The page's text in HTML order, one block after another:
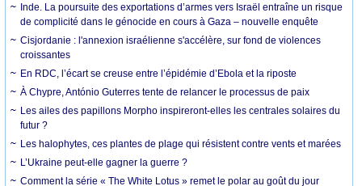
Inde. La poursuite des exportations d’armes vers Israël entraîne un risque
de complicité dans le génocide en cours à Gaza – nouvelle enquête
Cisjordanie : l'annexion israélienne s'accélère, sur fond de violences
croissantes
En RDC, l’écart se creuse entre l’épidémie d’Ebola et la riposte
À Chypre, António Guterres tente de relancer le processus de paix
Les ailes des papillons Morpho inspireront-elles les centrales solaires du
futur ?
Les halophytes, ces plantes de plage qui résistent contre vents et marées
L’Ukraine peut-elle gagner la guerre ?
Comment la série « The White Lotus » remet le polar au goût du jour